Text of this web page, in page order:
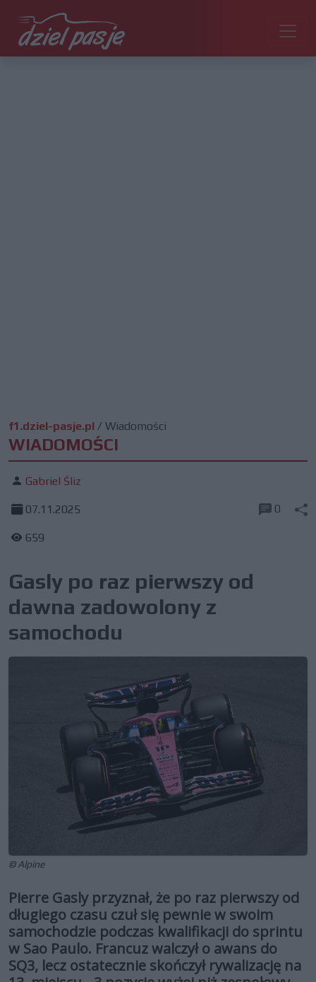
f1.dziel-pasje.pl / Wiadomości
WIADOMOŚCI
Gabriel Śliz
07.11.2025
659
0
Gasly po raz pierwszy od
dawna zadowolony z
samochodu
© Alpine
Pierre Gasly przyznał, że po raz pierwszy od
długiego czasu czuł się pewnie w swoim
samochodzie podczas kwalifikacji do sprintu
w Sao Paulo. Francuz walczył o awans do
SQ3, lecz ostatecznie skończył rywalizację na